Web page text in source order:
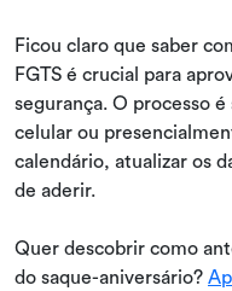
Ficou claro que saber
FGTS é crucial para
segurança. O processo
celular ou
calendário, atualizar os
de aderir.
Quer descobrir como
do saque-aniversário?